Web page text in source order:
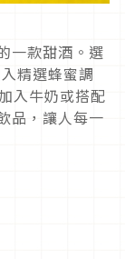
一款甜酒。選
精選蜂蜜調
入牛奶或搭配
品，讓人每一